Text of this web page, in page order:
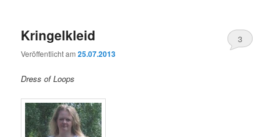
Kringelkleid
Veröffentlicht am25.07.2013
3
Dress of Loops